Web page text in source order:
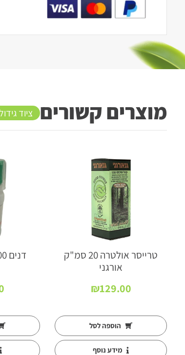
מוצרים קשורים ציוד
טרייסר אולטרה 20 סמ"ק
אורגני
₪129.00
הוספה לסל
מידע נוסף
דנים 100 גרם | DENIM